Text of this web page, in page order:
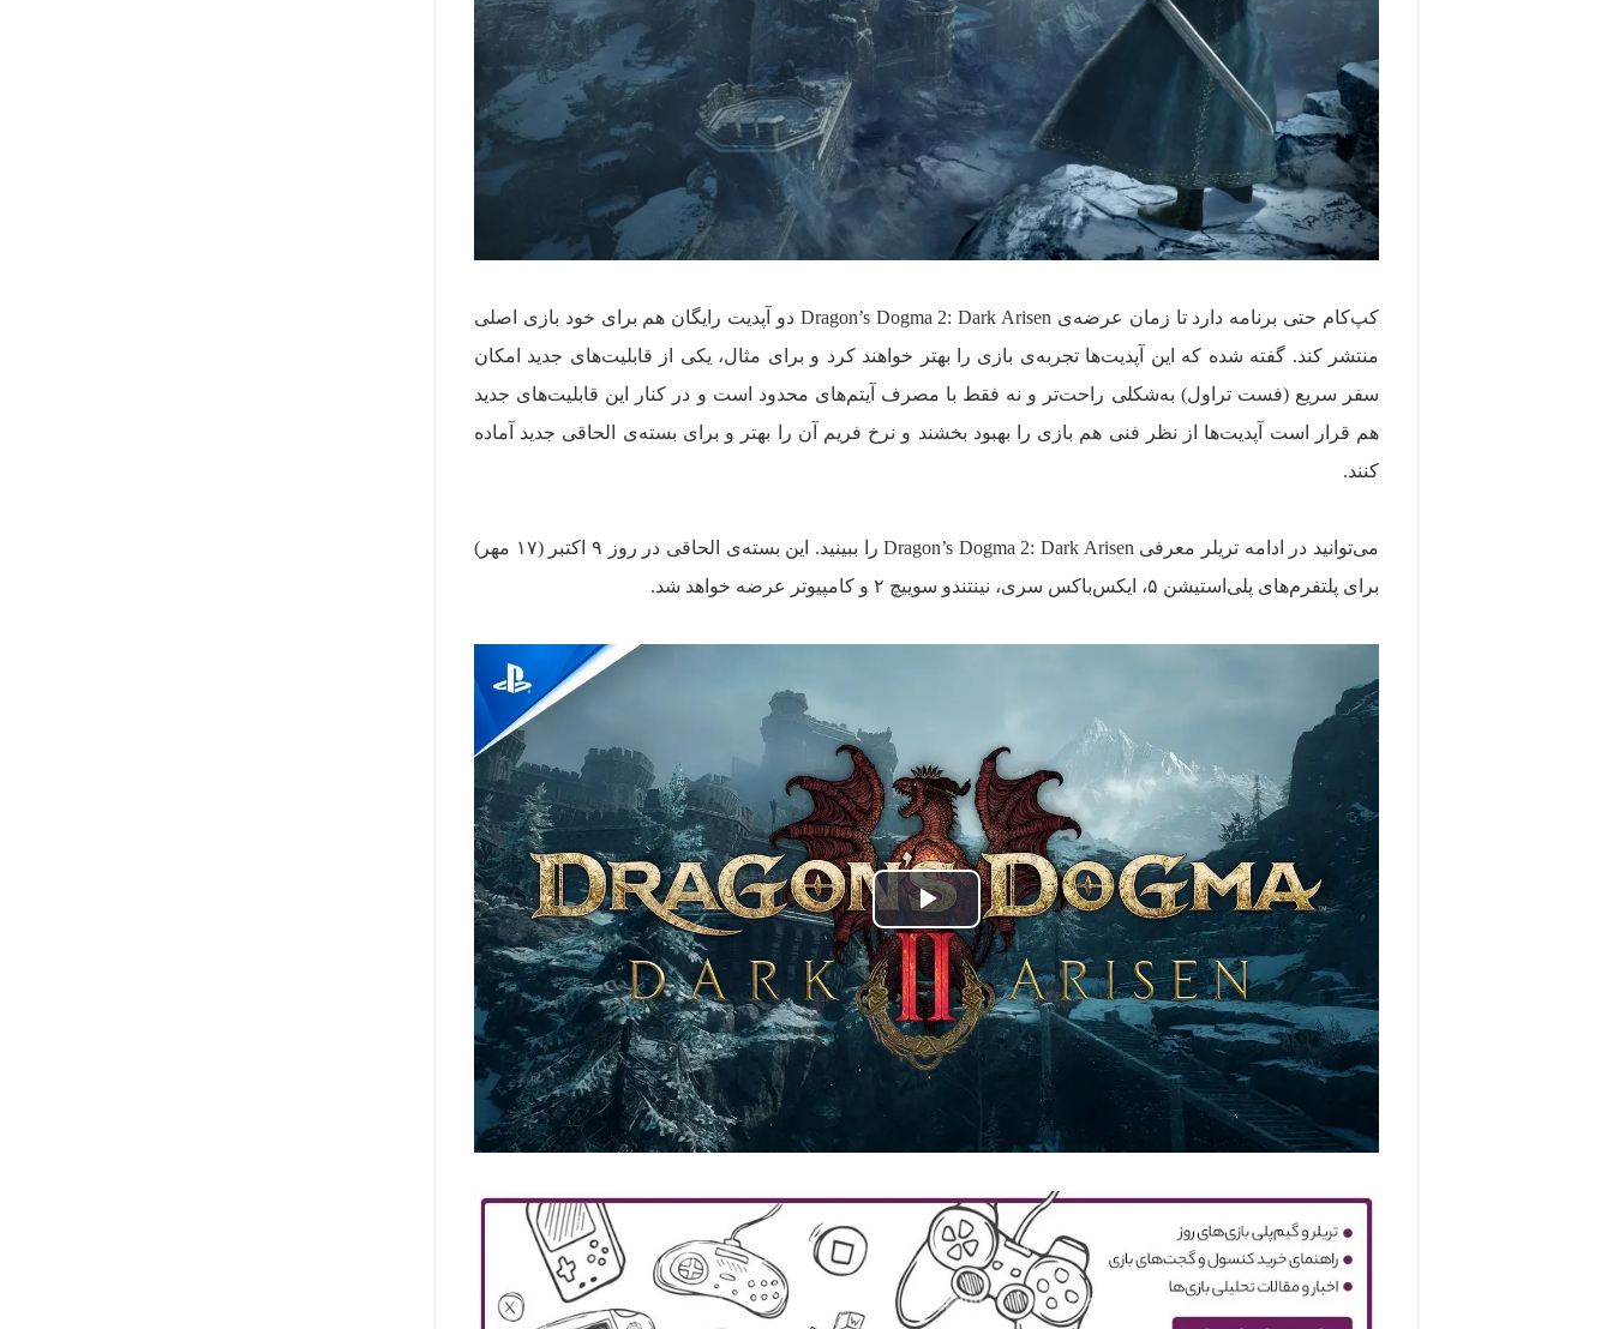
کپ‌کام حتی برنامه دارد تا زمان عرضه‌ی Dragon’s Dogma 2: Dark Arisen دو آپدیت رایگان هم برای خود بازی اصلی
منتشر کند. گفته شده که این آپدیت‌ها تجربه‌ی بازی را بهتر خواهند کرد و برای مثال، یکی از قابلیت‌های جدید امکان
سفر سریع (فست تراول) به‌شکلی راحت‌تر و نه فقط با مصرف آیتم‌های محدود است و در کنار این قابلیت‌های جدید
هم قرار است آپدیت‌ها از نظر فنی هم بازی را بهبود بخشند و نرخ فریم آن را بهتر و برای بسته‌ی الحاقی جدید آماده
کنند.
می‌توانید در ادامه تریلر معرفی Dragon’s Dogma 2: Dark Arisen را ببینید. این بسته‌ی الحاقی در روز ۹ اکتبر (۱۷ مهر)
برای پلتفرم‌های پلی‌استیشن ۵، ایکس‌باکس سری، نینتندو سوییچ ۲ و کامپیوتر عرضه خواهد شد.
پخش
ویدیو